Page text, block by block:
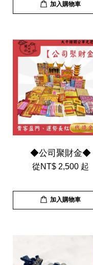
加入購物車
◆公司聚財金◆
從NT$ 2,500 起
加入購物車